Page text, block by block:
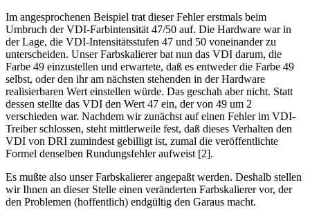
Im angesprochenen Beispiel trat dieser Fehler erstmals beim
Umbruch der VDI-Farbintensität 47/50 auf. Die Hardware war in
der Lage, die VDI-Intensitätsstufen 47 und 50 voneinander zu
unterscheiden. Unser Farbskalierer bat nun das VDI darum, die
Farbe 49 einzustellen und erwartete, daß es entweder die Farbe 49
selbst, oder den ihr am nächsten stehenden in der Hardware
realisierbaren Wert einstellen würde. Das geschah aber nicht. Statt
dessen stellte das VDI den Wert 47 ein, der von 49 um 2
verschieden war. Nachdem wir zunächst auf einen Fehler im VDI-
Treiber schlossen, steht mittlerweile fest, daß dieses Verhalten den
VDI von DRI zumindest gebilligt ist, zumal die veröffentlichte
Formel denselben Rundungsfehler aufweist [2].
Es mußte also unser Farbskalierer angepaßt werden. Deshalb stellen
wir Ihnen an dieser Stelle einen veränderten Farbskalierer vor, der
den Problemen (hoffentlich) endgültig den Garaus macht.